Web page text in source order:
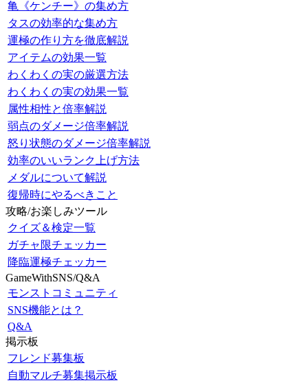
亀《ケンチー》の集め方
タスの効率的な集め方
運極の作り方を徹底解説
アイテムの効果一覧
わくわくの実の厳選方法
わくわくの実の効果一覧
属性相性と倍率解説
弱点のダメージ倍率解説
怒り状態のダメージ倍率解説
効率のいいランク上げ方法
メダルについて解説
復帰時にやるべきこと
攻略/お楽しみツール
クイズ＆検定一覧
ガチャ限チェッカー
降臨運極チェッカー
GameWithSNS/Q&A
モンストコミュニティ
SNS機能とは？
Q&A
掲示板
フレンド募集板
自動マルチ募集掲示板